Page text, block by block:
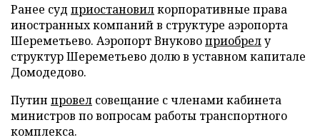
Ранее суд приостановилкорпоративные права
иностранных компаний в структуре аэропорта
Шереметьево. Аэропорт Внуковоприобрелу
структур Шереметьево долю в уставном капитале
Домодедово.
Путин провел совещание с членами кабинета
министров по вопросам работы транспортного
комплекса.